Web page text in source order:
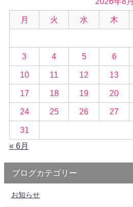
月 火 水 木
3 4 5 6
10 11 12 13
17 18 19 20
24 25 26 27
31
« 6月
ブログカテゴリー
お知らせ